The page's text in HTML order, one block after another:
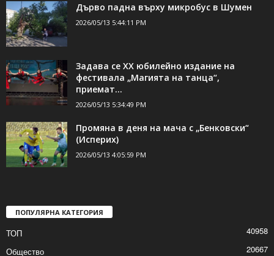
Дърво падна върху микробус в Шумен
2026/05/13 5:44:11 PM
Задава се ХХ юбилейно издание на
фестивала „Магията на танца“,
приемат...
2026/05/13 5:34:49 PM
Промяна в деня на мача с „Бенковски“
(Исперих)
2026/05/13 4:05:59 PM
ПОПУЛЯРНА КАТЕГОРИЯ
ТОП
40958
Общество
20667